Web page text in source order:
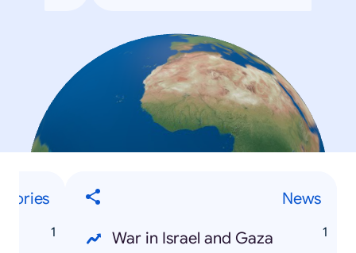
News
War in Israel and Gaza